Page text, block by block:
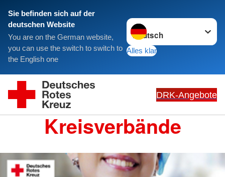
Sie befinden sich auf der
deutschen Website
You are on the German website,
you can use the switch to switch to
the English one
Sprache wechseln zu
Alles klar
DRK-Angebote
Kreisverbände